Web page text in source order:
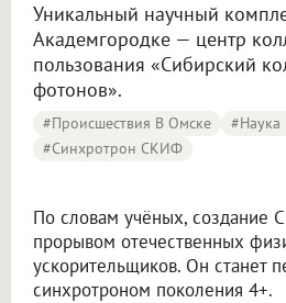
Уникальный научный
Академгородке — центр
пользования «Сибирский
фотонов».
#Происшествия В Омске #Наука
#синхротрон СКИФ
По словам учёных, создание
прорывом отечественных
ускорительщиков. Он станет
синхротроном поколения 4+.